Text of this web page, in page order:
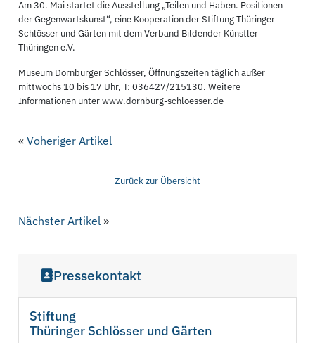
Am 30. Mai startet die Ausstellung „Teilen und Haben. Positionen
der Gegenwartskunst“, eine Kooperation der Stiftung Thüringer
Schlösser und Gärten mit dem Verband Bildender Künstler
Thüringen e.V.
Museum Dornburger Schlösser, Öffnungszeiten täglich außer
mittwochs 10 bis 17 Uhr, T: 036427/215130. Weitere
Informationen unter www.dornburg-schloesser.de
«Voheriger Artikel
Zurück zur Übersicht
Nächster Artikel »
Pressekontakt
Stiftung
Thüringer Schlösser und Gärten